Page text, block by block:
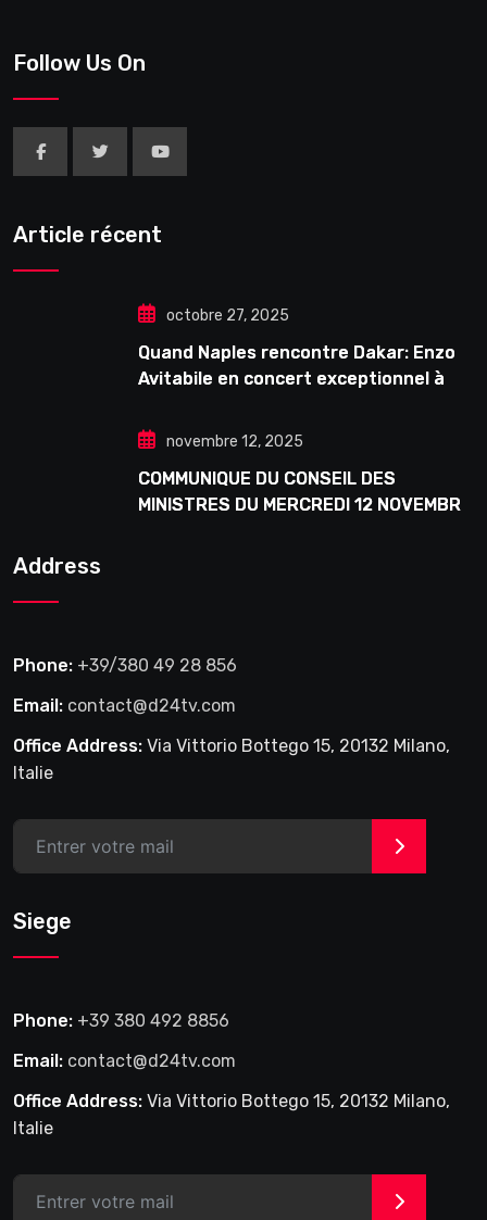
Follow Us On
Article récent
octobre 27, 2025
Quand Naples rencontre Dakar: Enzo
Avitabile en concert exceptionnel à
novembre 12, 2025
COMMUNIQUE DU CONSEIL DES
MINISTRES DU MERCREDI 12 NOVEMBRE
Address
Phone: +39/380 49 28 856
Email: contact@d24tv.com
Office Address: Via Vittorio Bottego 15, 20132 Milano,
Italie
>
Siege
Phone: +39 380 492 8856
Email: contact@d24tv.com
Office Address: Via Vittorio Bottego 15, 20132 Milano,
Italie
>